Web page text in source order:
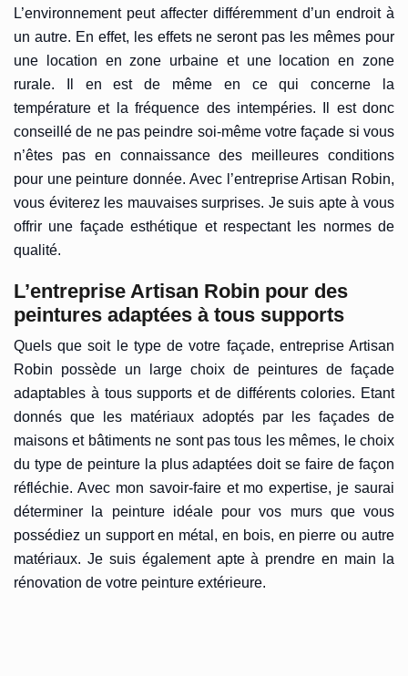
L’environnement peut affecter différemment d’un endroit à
un autre. En effet, les effets ne seront pas les mêmes pour
une location en zone urbaine et une location en zone
rurale. Il en est de même en ce qui concerne la
température et la fréquence des intempéries. Il est donc
conseillé de ne pas peindre soi-même votre façade si vous
n’êtes pas en connaissance des meilleures conditions
pour une peinture donnée. Avec l’entreprise Artisan Robin,
vous éviterez les mauvaises surprises. Je suis apte à vous
offrir une façade esthétique et respectant les normes de
qualité.
L’entreprise Artisan Robin pour des
peintures adaptées à tous supports
Quels que soit le type de votre façade, entreprise Artisan
Robin possède un large choix de peintures de façade
adaptables à tous supports et de différents colories. Etant
donnés que les matériaux adoptés par les façades de
maisons et bâtiments ne sont pas tous les mêmes, le choix
du type de peinture la plus adaptées doit se faire de façon
réfléchie. Avec mon savoir-faire et mo expertise, je saurai
déterminer la peinture idéale pour vos murs que vous
possédiez un support en métal, en bois, en pierre ou autre
matériaux. Je suis également apte à prendre en main la
rénovation de votre peinture extérieure.